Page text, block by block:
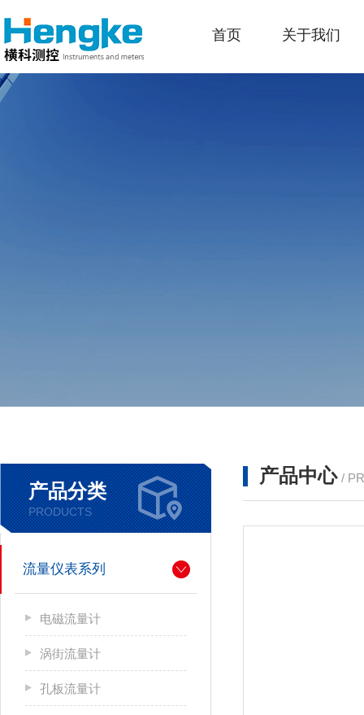
首页 关于我们
产品分类
PRODUCTS
流量仪表系列
电磁流量计
涡街流量计
孔板流量计
产品中心 /